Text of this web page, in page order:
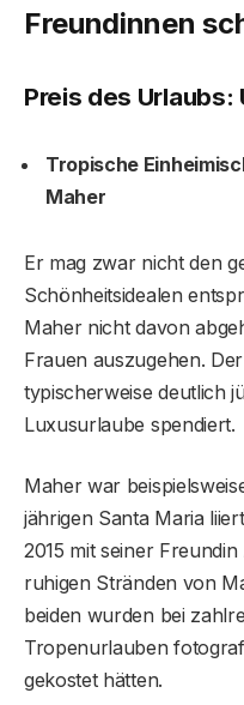
Freundinnen
Preis des Urlaubs:
Tropische
Maher
Er mag zwar nicht den
Schönheitsidealen
Maher nicht davon
Frauen auszugehen.
typischerweise deutlich
Luxusurlaube spendiert.
Maher war
jährigen Santa Maria
2015 mit seiner
ruhigen Stränden von
beiden wurden bei
Tropenurlauben
gekostet hätten.